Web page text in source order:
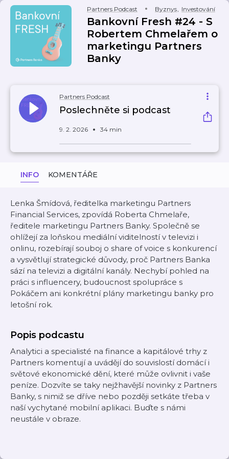
Partners Podcast Byznys, Investování
Bankovní Fresh #24 - S
Robertem Chmelařem o
marketingu Partners
Banky
Partners Podcast
Poslechněte si podcast
9. 2. 2026 34 min
INFO KOMENTÁŘE
Lenka Šmídová, ředitelka marketingu Partners
Financial Services, zpovídá Roberta Chmelaře,
ředitele marketingu Partners Banky. Společně se
ohlížejí za loňskou mediální viditelností v televizi i
onlinu, rozebírají souboj o share of voice s konkurencí
a vysvětlují strategické důvody, proč Partners Banka
sází na televizi a digitální kanály. Nechybí pohled na
práci s influencery, budoucnost spolupráce s
Pokáčem ani konkrétní plány marketingu banky pro
letošní rok.
Popis podcastu
Analytici a specialisté na finance a kapitálové trhy z
Partners komentují a uvádějí do souvislostí domácí i
světové ekonomické dění, které může ovlivnit i vaše
peníze. Dozvíte se taky nejžhavější novinky z Partners
Banky, s nimiž se dříve nebo později setkáte třeba v
naší vychytané mobilní aplikaci. Buďte s námi
neustále v obraze.